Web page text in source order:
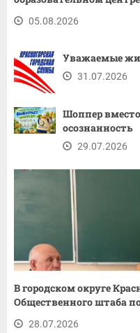
05.08.2026
Уважаемые
31.07.2026
Шоппер
осознанность
29.07.2026
В городском округе
Общественного штаба
28.07.2026